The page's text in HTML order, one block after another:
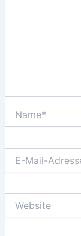
Mail-